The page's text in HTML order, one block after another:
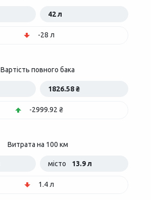
42 л
-28 л
Вартість повного бака
1826.58 ₴
-2999.92 ₴
Витрата на 100 км
місто 13.9 л
1.4 л